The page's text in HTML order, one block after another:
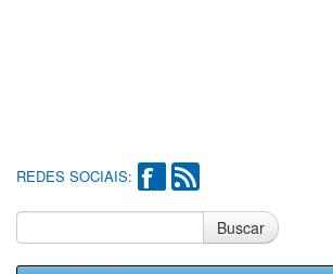
REDES SOCIAIS:
Buscar